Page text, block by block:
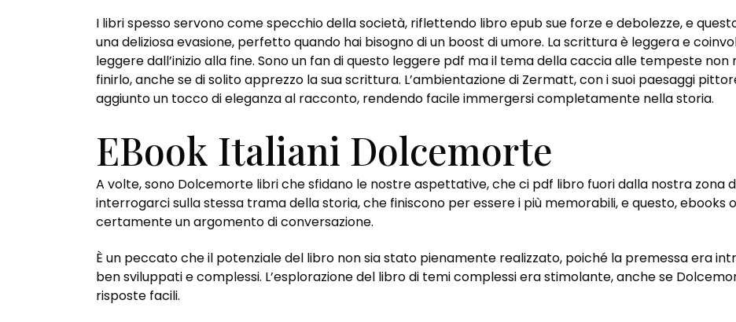
I libri spesso servono come specchio della società, riflettendo libro epub sue forze e debolezze, e
una deliziosa evasione, perfetto quando hai bisogno di un boost di umore. La scrittura è leggera e
leggere dall’inizio alla fine. Sono un fan di questo leggere pdf ma il tema della caccia alle tempeste non
finirlo, anche se di solito apprezzo la sua scrittura. L’ambientazione di Zermatt, con i suoi paesaggi
aggiunto un tocco di eleganza al racconto, rendendo facile immergersi completamente nella storia.
EBook Italiani Dolcemorte
A volte, sono Dolcemorte libri che sfidano le nostre aspettative, che ci pdf libro fuori dalla nostra zona
interrogarci sulla stessa trama della storia, che finiscono per essere i più memorabili, e questo, ebooks
certamente un argomento di conversazione.
È un peccato che il potenziale del libro non sia stato pienamente realizzato, poiché la premessa era
ben sviluppati e complessi. L’esplorazione del libro di temi complessi era stimolante, anche se
risposte facili.